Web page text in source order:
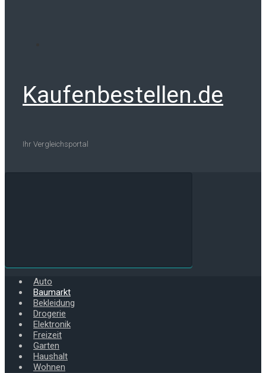
Kaufenbestellen.de
Ihr Vergleichsportal
Auto
Baumarkt
Bekleidung
Drogerie
Elektronik
Freizeit
Garten
Haushalt
Wohnen